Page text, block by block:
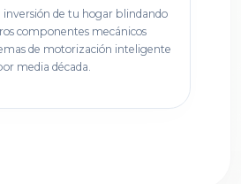
inversión de tu hogar blindando
componentes mecánicos
de motorización inteligente
media década.